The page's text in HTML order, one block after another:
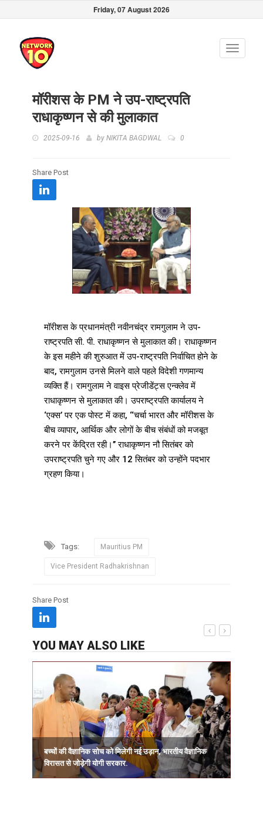
Friday, 07 August 2026
Toggle
मॉरीशस के PM ने उप-राष्ट्रपति
राधाकृष्णन से की मुलाकात
2025-09-16 by NIKITA BAGDWAL 0
Share Post
मॉरीशस के प्रधानमंत्री नवीनचंद्र रामगुलाम ने उप-
राष्ट्रपति सी. पी. राधाकृष्णन से मुलाकात की। राधाकृष्णन
के इस महीने की शुरुआत में उप-राष्ट्रपति निर्वाचित होने के
बाद, रामगुलाम उनसे मिलने वाले पहले विदेशी गणमान्य
व्यक्ति हैं। रामगुलाम ने वाइस प्रेजीडेंट्स एन्क्लेव में
राधाकृष्णन से मुलाकात की। उपराष्ट्रपति कार्यालय ने
‘एक्स’ पर एक पोस्ट में कहा, ‘‘चर्चा भारत और मॉरीशस के
बीच व्यापार, आर्थिक और लोगों के बीच संबंधों को मजबूत
करने पर केंद्रित रही।’’ राधाकृष्णन नौ सितंबर को
उपराष्ट्रपति चुने गए और 12 सितंबर को उन्होंने पदभार
ग्रहण किया।
Tags: Mauritius PM
Vice President Radhakrishnan
Share Post
YOU MAY ALSO LIKE
बच्चों की वैज्ञानिक सोच को मिलेगी नई उड़ान, भारतीय वैज्ञानिक
विरासत से जोड़ेगी योगी सरकार.